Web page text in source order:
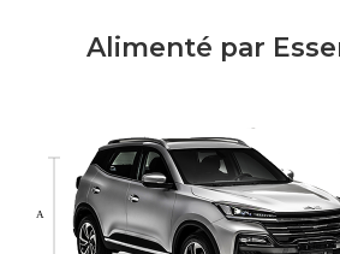
Alimenté par